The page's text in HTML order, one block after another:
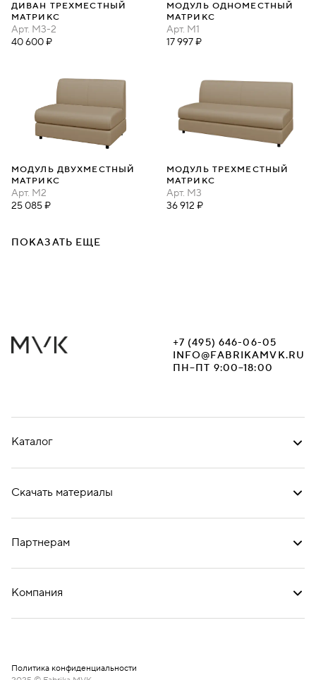
ДИВАН ТРЕХМЕСТНЫЙ
МАТРИКС
Арт. M3-2
40 600 ₽
МОДУЛЬ ОДНОМЕСТНЫЙ
МАТРИКС
Арт. M1
17 997 ₽
МОДУЛЬ ДВУХМЕСТНЫЙ
МАТРИКС
Арт. M2
25 085 ₽
МОДУЛЬ ТРЕХМЕСТНЫЙ
МАТРИКС
Арт. M3
36 912 ₽
ПОКАЗАТЬ ЕЩЕ
+7 (495) 646-06-05
INFO@FABRIKAMVK.RU
ПН–ПТ 9:00–18:00
Каталог
Скачать материалы
Партнерам
Компания
Политика конфиденциальности